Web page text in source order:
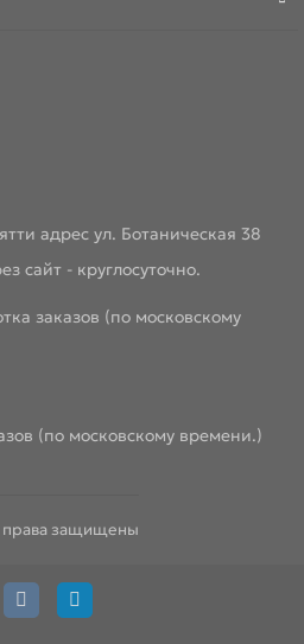
адрес ул. Ботаническая 38
сайт - круглосуточно.
заказов (по московскому
(по московскому времени.)
права защищены